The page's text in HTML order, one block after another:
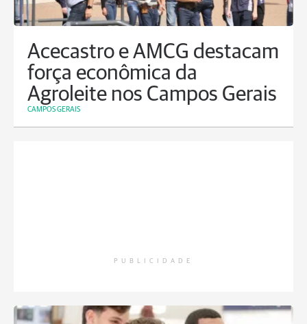
Acecastro e AMCG destacam
força econômica da
Agroleite nos Campos Gerais
CAMPOS GERAIS
PUBLICIDADE